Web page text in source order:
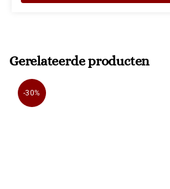
Gerelateerde producten
-30%